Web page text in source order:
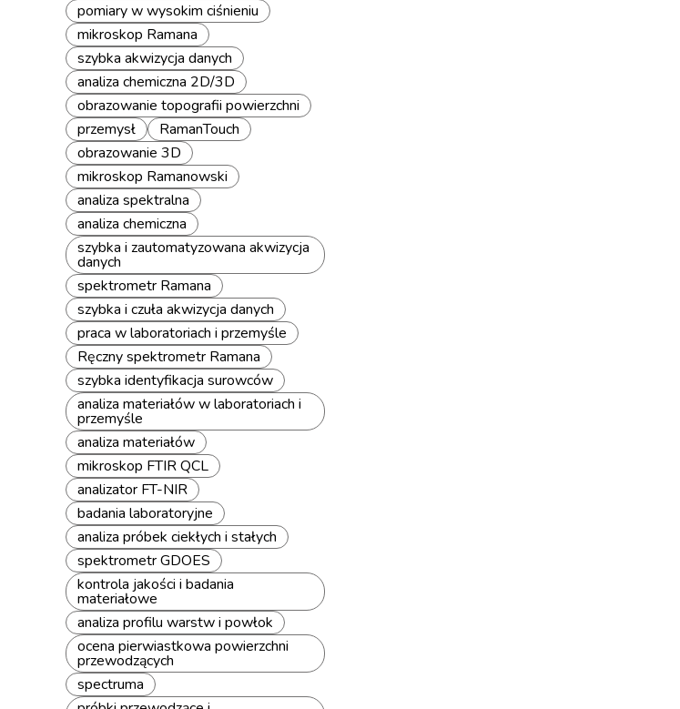
pomiary w wysokim ciśnieniu
mikroskop Ramana
szybka akwizycja danych
analiza chemiczna 2D/3D
obrazowanie topografii powierzchni
przemysł
RamanTouch
obrazowanie 3D
mikroskop Ramanowski
analiza spektralna
analiza chemiczna
szybka i zautomatyzowana akwizycja
danych
spektrometr Ramana
szybka i czuła akwizycja danych
praca w laboratoriach i przemyśle
Ręczny spektrometr Ramana
szybka identyfikacja surowców
analiza materiałów w laboratoriach i
przemyśle
analiza materiałów
mikroskop FTIR QCL
analizator FT-NIR
badania laboratoryjne
analiza próbek ciekłych i stałych
spektrometr GDOES
kontrola jakości i badania
materiałowe
analiza profilu warstw i powłok
ocena pierwiastkowa powierzchni
przewodzących
spectruma